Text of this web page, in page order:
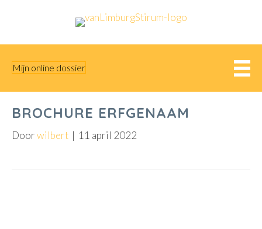
Mijn online dossier
BROCHURE ERFGENAAM
Doorwilbert | 11 april 2022